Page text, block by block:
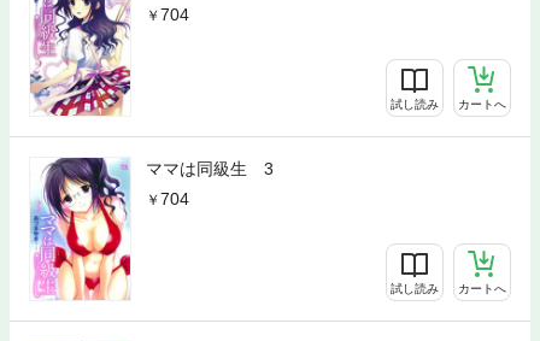
704
試し読み カートへ
ママは同級生 3
704
試し読み カートへ